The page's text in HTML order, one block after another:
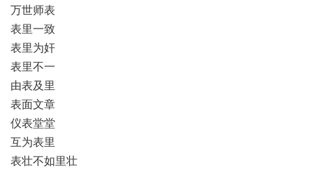
万世师表
表里一致
表里为奸
表里不一
由表及里
表面文章
仪表堂堂
互为表里
表壮不如里壮